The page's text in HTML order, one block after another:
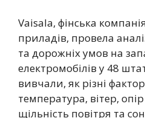
Vaisala, фінська
приладів, провела
та дорожніх умов на
електромобілів у 48
вивчали, як різні
температура, вітер,
щільність повітря та